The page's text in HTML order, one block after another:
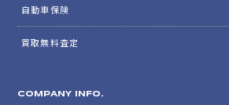
自動車保険
買取無料査定
COMPANY INFO.